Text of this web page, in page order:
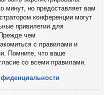
минут, но предоставляет вам
конференции могут
привилегии для
чем
с правилами и
Помните, что ваше
со всеми правилами.